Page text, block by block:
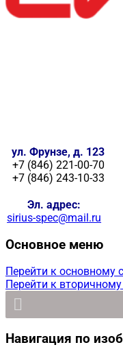
ул. Фрунзе, д. 123
+7 (846) 221-00-70
+7 (846) 243-10-33
Эл. адрес:
sirius-spec@mail.ru
Основное меню
Перейти к основному
Перейти к
Навигация по